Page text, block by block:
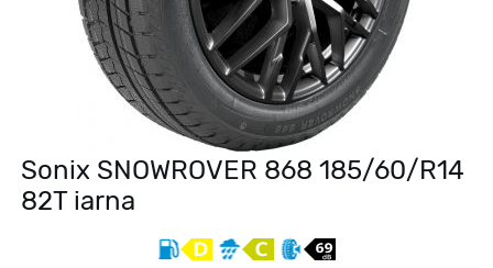
Sonix SNOWROVER 868 185/60/R14
82T iarna